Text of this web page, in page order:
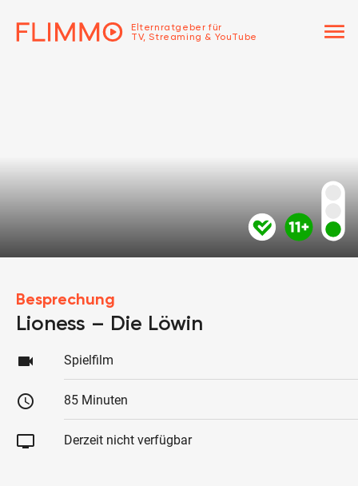
Elternratgeber für
TV, Streaming & YouTube
menu
Besprechung
Lioness – Die Löwin
videocam Spielfilm
schedule 85 Minuten
tv Derzeit nicht verfügbar